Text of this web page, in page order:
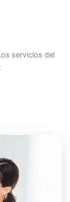
servicios del